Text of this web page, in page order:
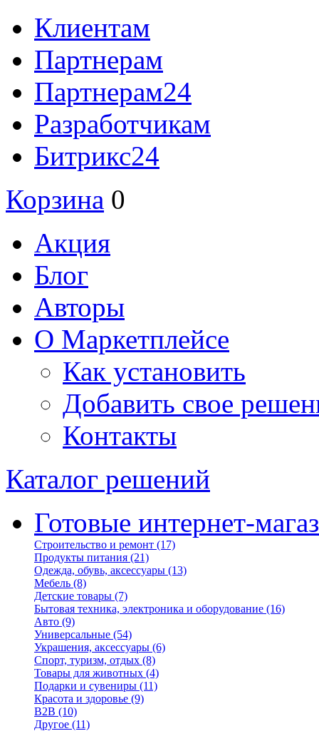
Клиентам
Партнерам
Партнерам24
Разработчикам
Битрикс24
Корзина 0
Акция
Блог
Авторы
О Маркетплейсе
Как установить
Добавить свое
Контакты
Каталог решений
Готовые интернет-
Строительство и ремонт (17)
Продукты питания (21)
Одежда, обувь, аксессуары (13)
Мебель (8)
Детские товары (7)
Бытовая техника, электроника и оборудование (16)
Авто (9)
Универсальные (54)
Украшения, аксессуары (6)
Спорт, туризм, отдых (8)
Товары для животных (4)
Подарки и сувениры (11)
Красота и здоровье (9)
B2B (10)
Другое (11)